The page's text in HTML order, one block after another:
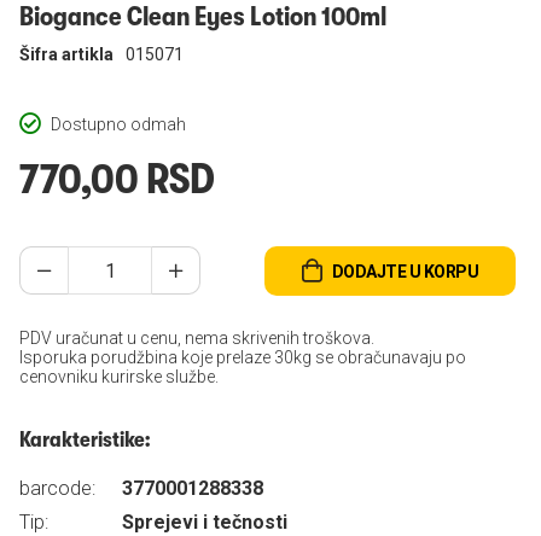
Biogance Clean Eyes Lotion 100ml
Dostupno odmah
Šifra artikla 015071
770,00 RSD
DODAJTE U KORPU
PDV uračunat u cenu, nema skrivenih troškova.
Isporuka porudžbina koje prelaze 30kg se obračunavaju po
cenovniku kurirske službe.
Karakteristike:
barcode:
3770001288338
Tip:
Sprejevi i tečnosti